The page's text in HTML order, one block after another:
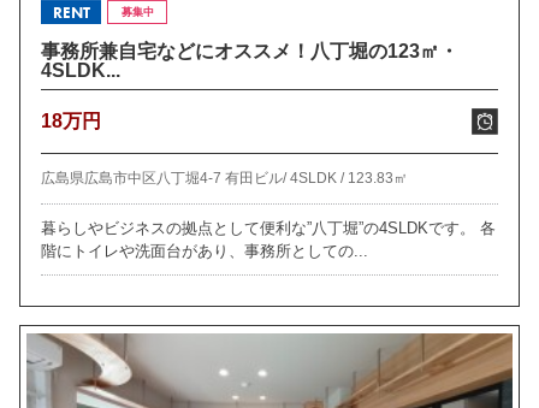
RENT 募集中
事務所兼自宅などにオススメ！八丁堀の123㎡・
4SLDK...
18万円
広島県広島市中区八丁堀4-7 有田ビル/4SLDK / 123.83㎡
暮らしやビジネスの拠点として便利な”八丁堀”の4SLDKです。 各
階にトイレや洗面台があり、事務所としての...